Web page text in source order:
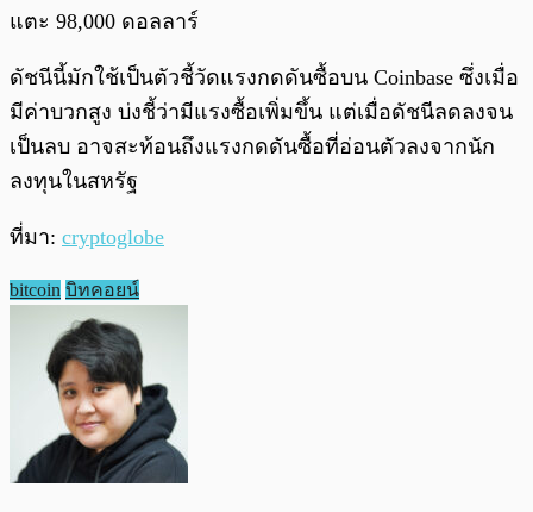
แตะ 98,000 ดอลลาร์
ดัชนีนี้มักใช้เป็นตัวชี้วัดแรงกดดันซื้อบน Coinbase ซึ่งเมื่อ
มีค่าบวกสูง บ่งชี้ว่ามีแรงซื้อเพิ่มขึ้น แต่เมื่อดัชนีลดลงจน
เป็นลบ อาจสะท้อนถึงแรงกดดันซื้อที่อ่อนตัวลงจากนัก
ลงทุนในสหรัฐ
ที่มา: cryptoglobe
bitcoin บิทคอยน์